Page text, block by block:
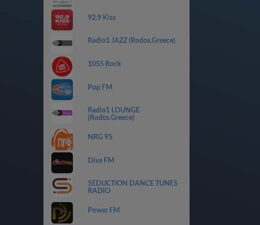
92.9 Kiss
Radio1 JAZZ (Rodos.Greece)
1055 Rock
Pop FM
Radio1 LOUNGE
(Rodos.Greece)
NRG 95
Diva FM
SEDUCTION DANCE TUNES
RADIO
Power FM